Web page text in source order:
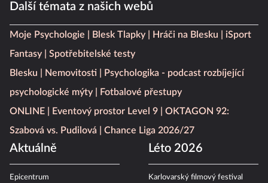
Další témata z našich webů
Moje Psychologie Blesk Tlapky Hráči na Blesku
iSport
Fantasy
Spotřebitelské testy
Blesku
Nemovitosti
Psychologika - podcast rozbíjející
psychologické mýty
Fotbalové přestupy
ONLINE
Eventový prostor Level 9
OKTAGON 92:
Szabová vs. Pudilová
Chance Liga 2026/27
Aktuálně
Epicentrum
Léto 2026
Karlovarský filmový festival